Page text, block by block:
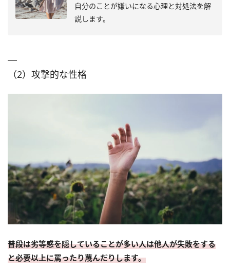
自分のことが嫌いになる心理と対処法を解
説します。
（2）攻撃的な性格
普段は劣等感を隠していることが多い人は他人が失敗をする
と必要以上に罵ったり蔑んだりします。